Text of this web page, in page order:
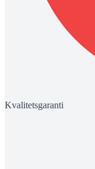
Kvalitetsgaranti